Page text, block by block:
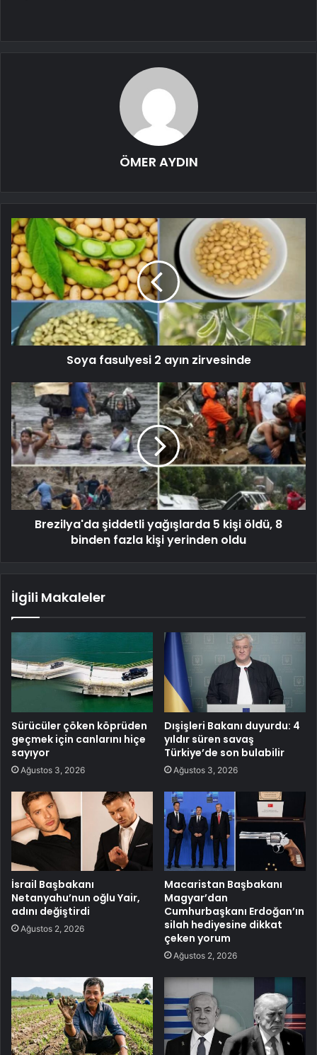
ÖMER AYDIN
Soya fasulyesi 2 ayın zirvesinde
Brezilya'da şiddetli yağışlarda 5 kişi öldü, 8
binden fazla kişi yerinden oldu
İlgili Makaleler
Sürücüler çöken köprüden
geçmek için canlarını hiçe
sayıyor
Ağustos 3, 2026
Dışişleri Bakanı duyurdu: 4
yıldır süren savaş
Türkiye’de son bulabilir
Ağustos 3, 2026
İsrail Başbakanı
Netanyahu’nun oğlu Yair,
adını değiştirdi
Ağustos 2, 2026
Macaristan Başbakanı
Magyar’dan
Cumhurbaşkanı Erdoğan’ın
silah hediyesine dikkat
çeken yorum
Ağustos 2, 2026